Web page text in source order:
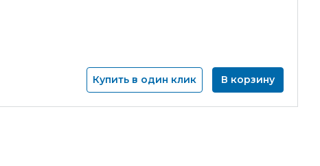
Купить в один клик В корзину